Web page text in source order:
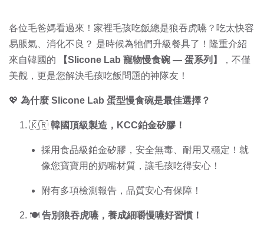
各位毛爸媽看過來！家裡毛孩吃飯總是狼吞虎嚥？吃太快容
易脹氣、消化不良？ 是時候為牠們升級餐具了！隆重介紹
來自韓國的
【Slicone Lab 寵物慢食碗 — 蛋系列】
，不僅
美觀，更是您解決毛孩吃飯問題的神隊友！
💖 為什麼 Slicone Lab 蛋型慢食碗是最佳選擇？
🇰🇷 韓國頂級製造，KCC鉑金矽膠！
採用食品級鉑金矽膠，安全無毒、耐用又穩定！就
像您寶寶用的奶嘴材質，讓毛孩吃得安心！
附有多項檢測報告，品質安心有保障！
🍽️ 告別狼吞虎嚥，養成細嚼慢嚥好習慣！